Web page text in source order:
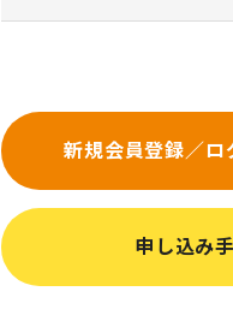
新規会員登録／
申し込み